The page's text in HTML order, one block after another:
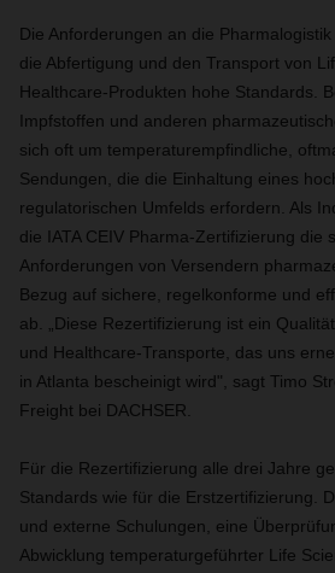
Die Anforderungen an die
die Abfertigung und den Transport von
Healthcare-Produkten hohe Standards.
Impfstoffen und anderen
sich oft um temperaturempfindliche,
Sendungen, die die Einhaltung eines
regulatorischen Umfelds erfordern. Als
die IATA CEIV Pharma-Zertifizierung die
Anforderungen von Versendern
Bezug auf sichere, regelkonforme und
ab. „Diese Rezertifizierung ist ein
und Healthcare-Transporte, das uns
in Atlanta bescheinigt wird", sagt Timo
Freight bei DACHSER.
Für die Rezertifizierung alle drei Jahre
Standards wie für die Erstzertifizierung.
und externe Schulungen, eine
Abwicklung temperaturgeführter Life